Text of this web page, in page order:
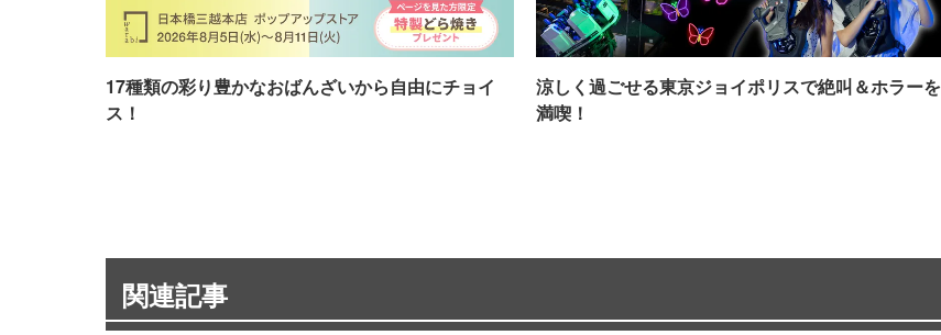
17種類の彩り豊かなおばんざいから自由にチョイ
ス！
涼しく過ごせる東京ジョイポリスで絶叫＆ホラーを
満喫！
関連記事